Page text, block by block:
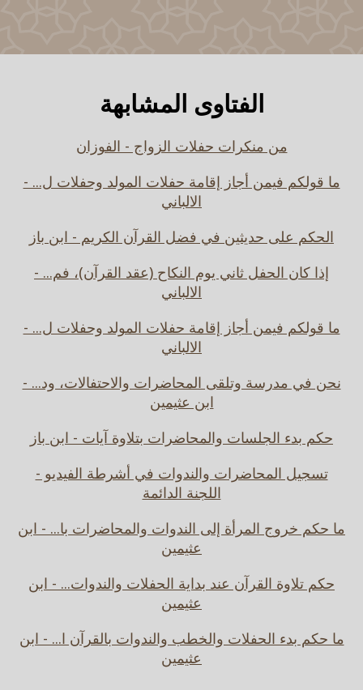
الفتاوى المشابهة
من منكرات حفلات الزواج - الفوزان
ما قولكم فيمن أجاز إقامة حفلات المولد وحفلات ل... -
الالباني
الحكم على حديثين في فضل القرآن الكريم - ابن باز
إذا كان الحفل ثاني يوم النكاح (عقد القرآن)، فم... -
الالباني
ما قولكم فيمن أجاز إقامة حفلات المولد وحفلات ل... -
الالباني
نحن في مدرسة وتلقى المحاضرات والاحتفالات، ود... -
ابن عثيمين
حكم بدء الجلسات والمحاضرات بتلاوة آيات - ابن باز
تسجيل المحاضرات والندوات في أشرطة الفيديو -
اللجنة الدائمة
ما حكم خروج المرأة إلى الندوات والمحاضرات با... - ابن
عثيمين
حكم تلاوة القرآن عند بداية الحفلات والندوات... - ابن
عثيمين
ما حكم بدء الحفلات والخطب والندوات بالقرآن ا... - ابن
عثيمين